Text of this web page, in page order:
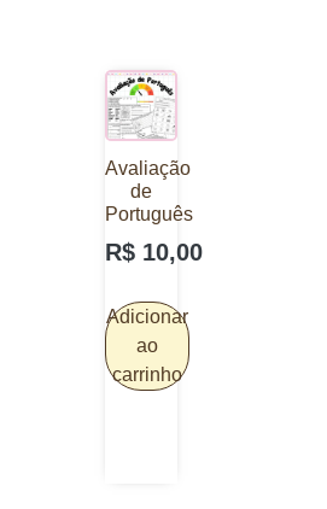
Avaliação
de
Português
R$ 10,00
Adicionar
ao
carrinho